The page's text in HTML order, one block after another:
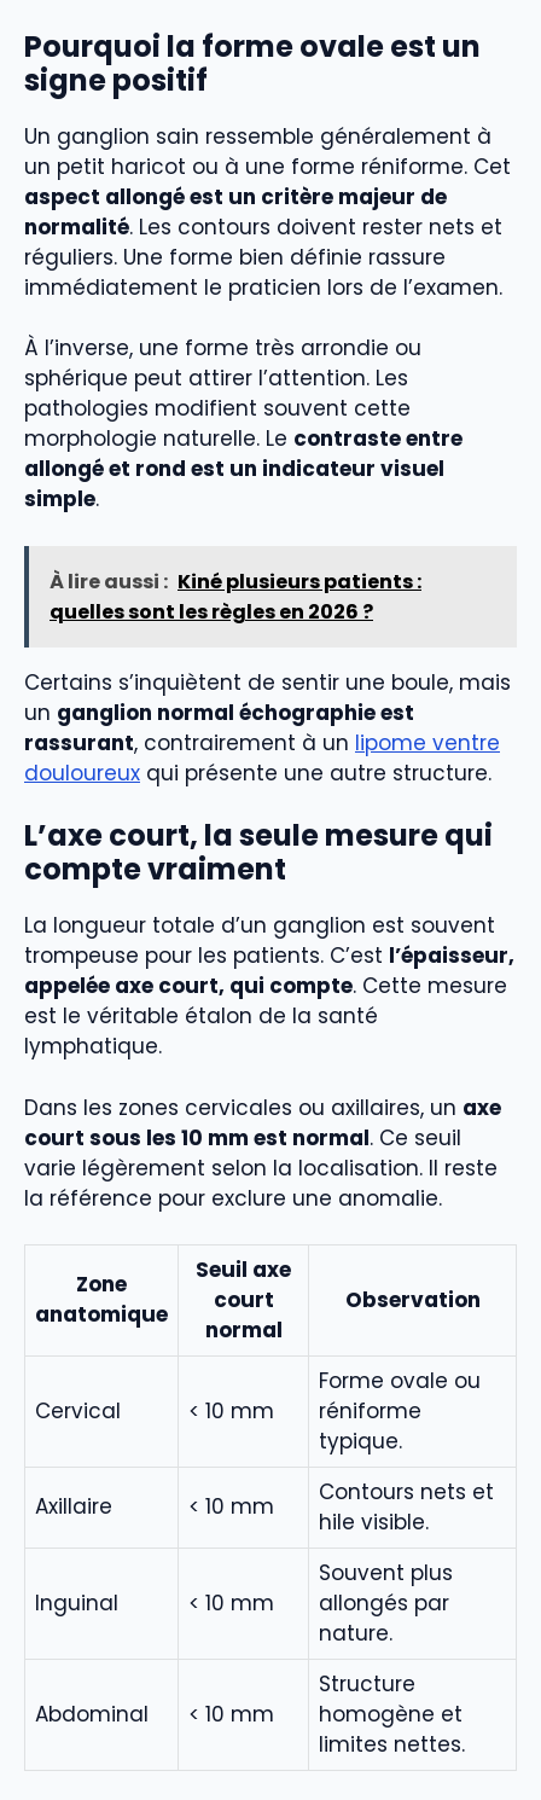
Pourquoi la forme ovale est un
signe positif
Un ganglion sain ressemble généralement à
un petit haricot ou à une forme réniforme. Cet
aspect allongé est un critère majeur de
normalité. Les contours doivent rester nets et
réguliers. Une forme bien définie rassure
immédiatement le praticien lors de l’examen.
À l’inverse, une forme très arrondie ou
sphérique peut attirer l’attention. Les
pathologies modifient souvent cette
morphologie naturelle. Le contraste entre
allongé et rond est un indicateur visuel
simple.
À lire aussi : Kiné plusieurs patients :
quelles sont les règles en 2026 ?
Certains s’inquiètent de sentir une boule, mais
un ganglion normal échographie est
rassurant, contrairement à un lipome ventre
douloureux qui présente une autre structure.
L’axe court, la seule mesure qui
compte vraiment
La longueur totale d’un ganglion est souvent
trompeuse pour les patients. C’est l’épaisseur,
appelée axe court, qui compte. Cette mesure
est le véritable étalon de la santé
lymphatique.
Dans les zones cervicales ou axillaires, un axe
court sous les 10 mm est normal. Ce seuil
varie légèrement selon la localisation. Il reste
la référence pour exclure une anomalie.
Zone
anatomique
Seuil axe
court
normal
Observation
Cervical < 10 mm
Forme ovale ou
réniforme
typique.
Axillaire < 10 mm
Contours nets et
hile visible.
Inguinal < 10 mm
Souvent plus
allongés par
nature.
Abdominal < 10 mm
Structure
homogène et
limites nettes.